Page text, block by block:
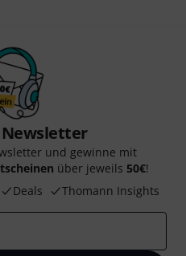
und gewinne mit
über jeweils 50€!
Deals Thomann Insights